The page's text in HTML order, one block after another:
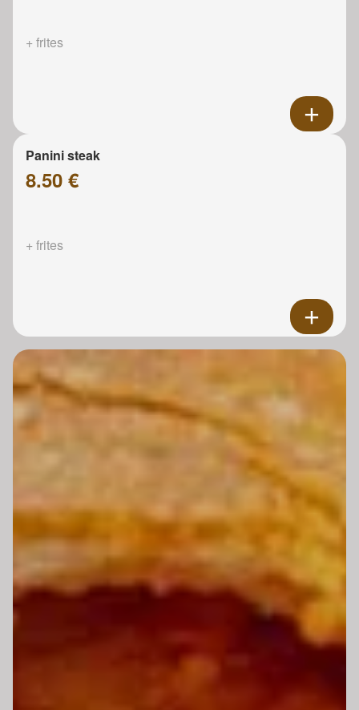
+ frites
Panini steak
8.50 €
+ frites